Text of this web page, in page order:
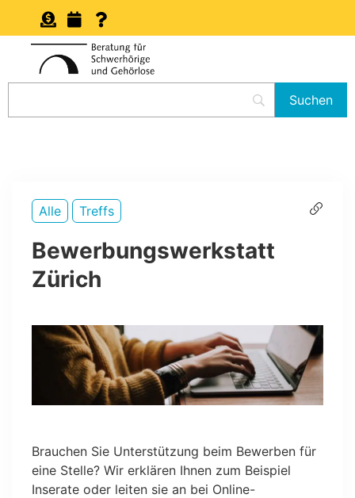
Alle Treffs
Bewerbungswerkstatt
Zürich
Brauchen Sie Unterstützung beim Bewerben für
eine Stelle? Wir erklären Ihnen zum Beispiel
Inserate oder leiten sie an bei Online-